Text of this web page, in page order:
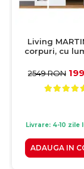
Living
corpuri, cu
MDF alb lucios
2549 RON
Livrare: 4-10 zile
ADAUGA IN